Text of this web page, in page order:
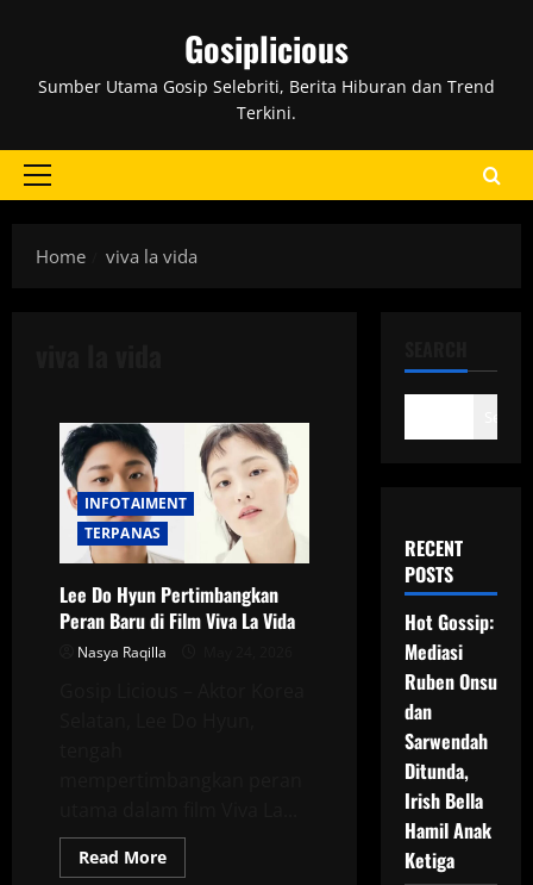
Gosiplicious
Sumber Utama Gosip Selebriti, Berita Hiburan dan Trend
Terkini.
Primary
Home
viva la vida
INFOTAIMENT
TERPANAS
Lee Do Hyun Pertimbangkan
Peran Baru di Film Viva La Vida
Nasya Raqilla
Read MoreRead
more
RECENT
POSTS
Hot Gossip:
Mediasi
Ruben Onsu
dan
Sarwendah
Ditunda,
Irish Bella
Hamil Anak
Ketiga